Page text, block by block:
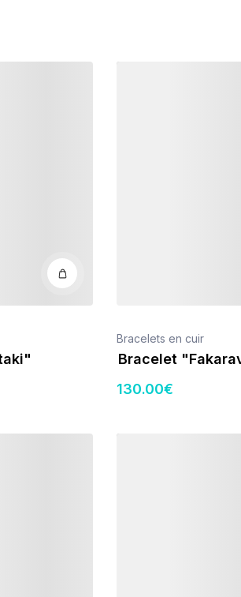
Bracelets en cuir
Bracelet
130.00€